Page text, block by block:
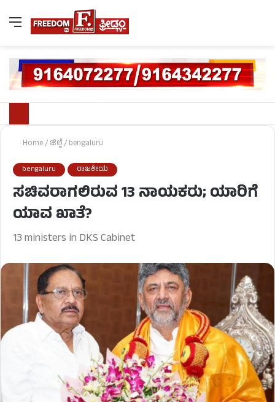
Home/ಜಿಲ್ಲೆ/bengaluru
bengaluru ರಾಜಕೀಯ
ಸಚಿವರಾಗಲಿರುವ 13 ನಾಯಕರು; ಯಾರಿಗೆ
ಯಾವ ಖಾತೆ?
13 ministers in DKS Cabinet